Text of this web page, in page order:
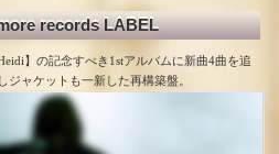
records LABEL
】の記念すべき1stアルバムに新曲4曲を追
ジャケットも一新した再構築盤。